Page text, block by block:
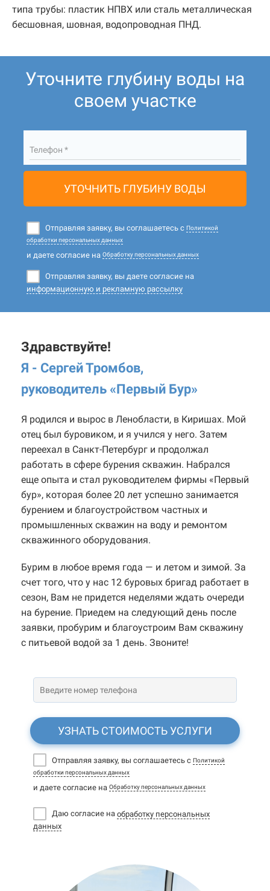
типа трубы: пластик НПВХ или сталь металлическая
бесшовная, шовная, водопроводная ПНД.
Уточните глубину воды на
своем участке
Телефон *
УТОЧНИТЬ ГЛУБИНУ ВОДЫ
Отправляя заявку, вы соглашаетесь с Политикой
обработки персональных данных
и даете согласие на Обработку персональных данных
Отправляя заявку, вы даете согласие на
информационную и рекламную рассылку
Здравствуйте!
Я - Сергей Тромбов,
руководитель «Первый Бур»
Я родился и вырос в Ленобласти, в Киришах. Мой
отец был буровиком, и я учился у него. Затем
переехал в Санкт-Петербург и продолжал
работать в сфере бурения скважин. Набрался
еще опыта и стал руководителем фирмы «Первый
бур», которая более 20 лет успешно занимается
бурением и благоустройством частных и
промышленных скважин на воду и ремонтом
скважинного оборудования.
Бурим в любое время года — и летом и зимой. За
счет того, что у нас 12 буровых бригад работает в
сезон, Вам не придется неделями ждать очереди
на бурение. Приедем на следующий день после
заявки, пробурим и благоустроим Вам скважину
с питьевой водой за 1 день. Звоните!
УЗНАТЬ СТОИМОСТЬ УСЛУГИ
Отправляя заявку, вы соглашаетесь с Политикой
обработки персональных данных
и даете согласие на Обработку персональных данных
Даю согласие на обработку персональных
данных